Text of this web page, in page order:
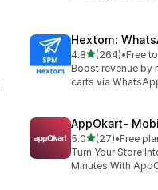
Hextom:
4.8별 5개 중
(264)
총 리뷰 264개
•Free
Boost revenue by
carts via
AppOkart‑
5.0별 5개 중
(27)
총 리뷰 27개
•Free
Turn Your Store
Minutes With